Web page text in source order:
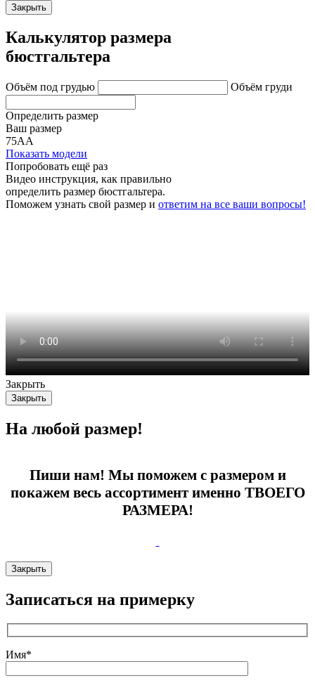
Закрыть
Калькулятор размера
бюстгальтера
Объём под грудью Объём груди
Определить размер
Ваш размер
75АА
Показать модели
Попробовать ещё раз
Видео инструкция, как правильно
определить размер бюстгальтера.
Поможем узнать свой размер и ответим на все ваши вопросы!
Закрыть
Закрыть
На любой размер!
Пиши нам! Мы поможем с размером и
покажем весь ассортимент именно ТВОЕГО
РАЗМЕРА!
Закрыть
Записаться на примерку
Имя*